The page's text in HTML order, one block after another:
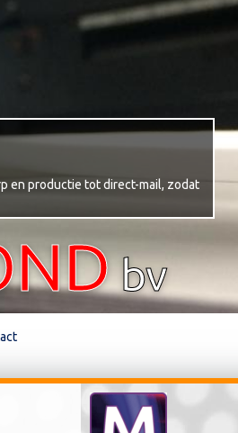
en productie tot direct-mail, zodat
bv